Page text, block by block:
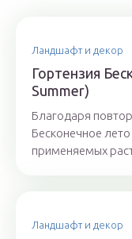
Ландшафт и декор
Гортензия
Summer)
Благодаря
Бесконечное
применяемых
Ландшафт и декор